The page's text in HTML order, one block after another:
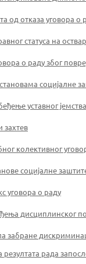
од отказа уговора о
статуса на
о раду због
социјалне
уставног
захтев
колективног
социјалне
уговора о раду
дисциплинског
забране
рада